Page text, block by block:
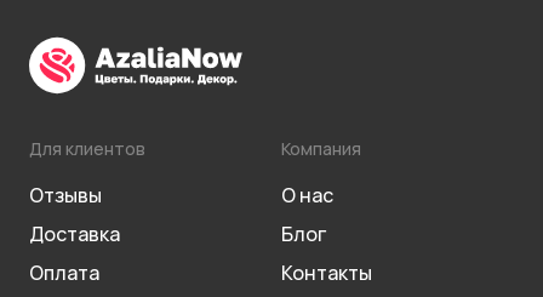
Для клиентов
Отзывы
Доставка
Оплата
Компания
О нас
Блог
Контакты